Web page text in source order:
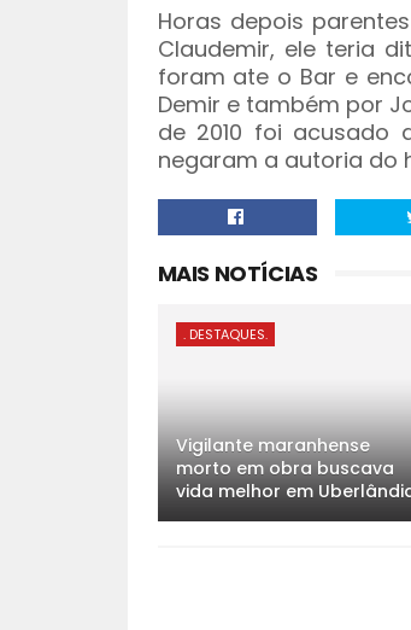
Horas depois
Claudemir, ele teria
foram ate o Bar e
Demir e também por
de 2010 foi acusado
negaram a autoria do
MAIS NOTÍCIAS
. DESTAQUES.
Vigilante maranhense
morto em obra buscava
vida melhor em